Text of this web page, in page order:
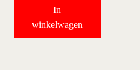
winkel
In
winkelwagen